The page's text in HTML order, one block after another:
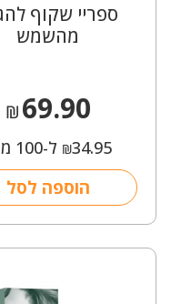
ספריי שקוף
מהשמש
₪69.90
₪34.95 ל-100 מ"ל
הוספה לסל